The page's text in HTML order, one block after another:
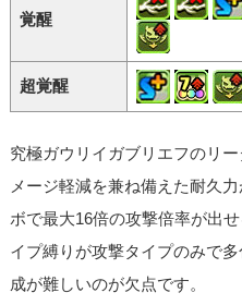
覚醒
超覚醒
究極ガウリイガブリエフのリ
メージ軽減を兼ね備えた耐久
ボで最大16倍の攻撃倍率が出
イプ縛りが攻撃タイプのみで
成が難しいのが欠点です。